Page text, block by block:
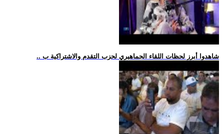
.. شاهدوا أبرز لحظات اللقاء الجماهيري لحزب التقدم والاشتراكية ب